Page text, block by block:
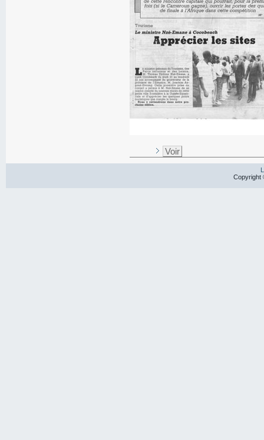
Voir
Copyright